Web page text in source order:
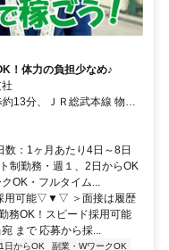
！体力の負担少なめ♪
13分、ＪＲ総武本線 物井
歩約55分
：1ヶ月あたり4日～8日
制勤務・週１、2日からOK
OK・フルタイム...
用可能▽▼▽ ＞面接は履歴
OK！スピード採用可能
まで 応募から採...
日からOK
副業・WワークOK